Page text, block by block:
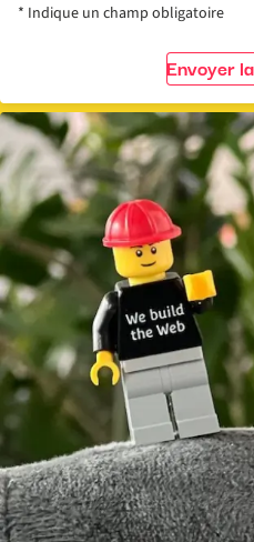
* Indique un champ obligatoire
Envoyer